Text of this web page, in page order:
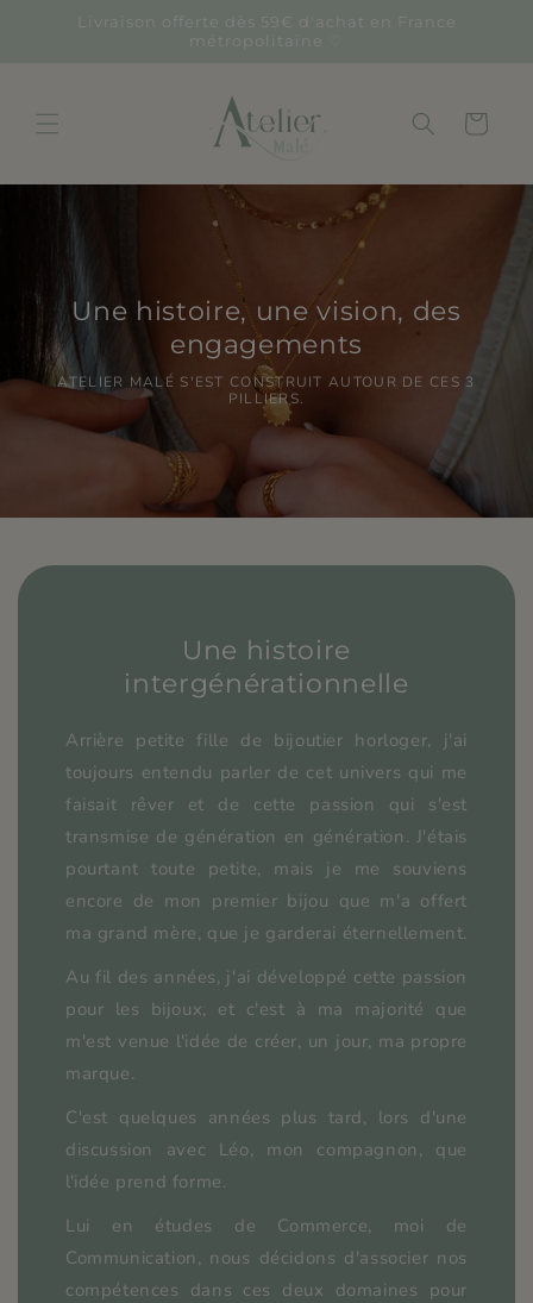
Livraison offerte dès 59€ d'achat en France
métropolitaine ♡
Panier
Une histoire, une vision, des
engagements
ATELIER MALÉ S'EST CONSTRUIT AUTOUR DE CES 3
PILLIERS.
Une histoire
intergénérationnelle
Arrière petite fille de bijoutier horloger, j'ai
toujours entendu parler de cet univers qui me
faisait rêver et de cette passion qui s'est
transmise de génération en génération. J'étais
pourtant toute petite, mais je me souviens
encore de mon premier bijou que m'a offert
ma grand mère, que je garderai éternellement.
Au fil des années, j'ai développé cette passion
pour les bijoux, et c'est à ma majorité que
m'est venue l'idée de créer, un jour, ma propre
marque.
C'est quelques années plus tard, lors d'une
discussion avec Léo, mon compagnon, que
l'idée prend forme.
Lui en études de Commerce, moi de
Communication, nous décidons d'associer nos
compétences dans ces deux domaines pour